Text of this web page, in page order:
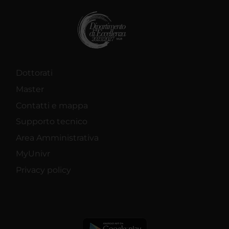
Dottorati
Master
Contatti e mappa
Supporto tecnico
Area Amministrativa
MyUnivr
Privacy policy